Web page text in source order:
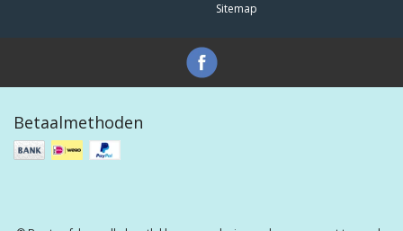
Sitemap
Betaalmethoden